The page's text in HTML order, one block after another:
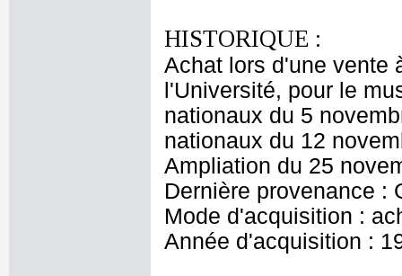
HISTORIQUE :
Achat lors d'une vente
l'Université, pour le
nationaux du 5
nationaux du 12
Ampliation du 25
Dernière provenance :
Mode d'acquisition :
Année d'acquisition :